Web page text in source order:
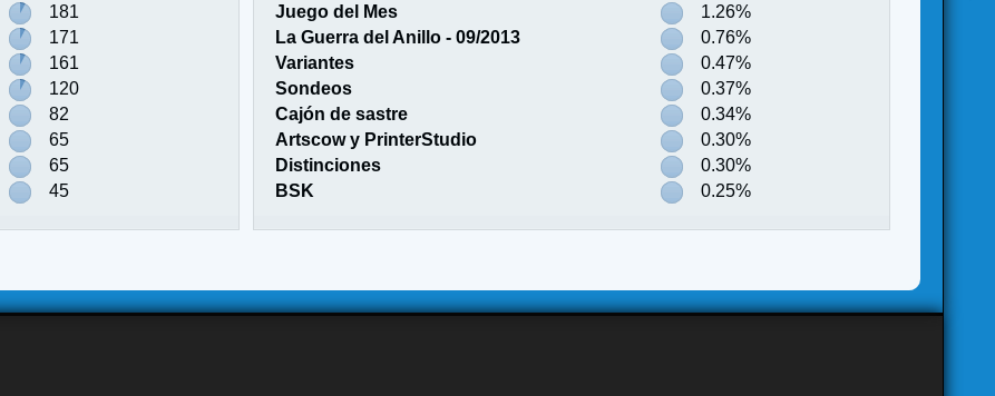
181
171
161
120
82
65
65
45
Juego del Mes
1.26%
La Guerra del Anillo - 09/2013
0.76%
Variantes
0.47%
Sondeos
0.37%
Cajón de sastre
0.34%
Artscow y PrinterStudio
0.30%
Distinciones
0.30%
BSK
0.25%